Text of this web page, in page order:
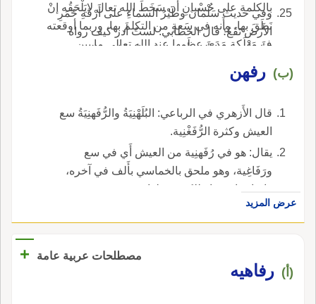
بالكلمة على حُسْبانِ أَن سَخَطَ الله تعال لايَلْحَقُه إنْ
نَطَقَ بها، وأَنه في سَعةٍ من التكلم بها، وربما أوقعته
ف مَهْلَكةٍ مَدَى عِظَمِها عند الله تعالى ما بين
وفي حديث سَلْمانَ وطَيْرُ السماءِ على أَرْفَهِ خَمَرِ
الأَرض تَقَعُ؛ قال الخطابي: لستُ أَدر كيف رواه
الأَصَمُّ، بفتح الأَلف أو ضمها، فإن كانت بالفتح
والعَلَم يُجْعَلُ فاصلاً بين أََرضين، وتكو التاء للتأْنيث
مثلها في غُرْفَةٍ، والله أَعلم.
(ب) رفهن
قال الأَزهري في الرباعي: البُلَهْنِيَةُ والرُّفَهنِيَةُ سع
العيش وكثرة الرُّفَغْنِية.
يقال: هو في رُفَهنِية من العيش أَي في سع
ورَفَاغِية، وهو ملحق بالخماسي بأَلف في آخره،
وإنما صارت ياء للكسر قبلها.
عرض المزيد
مصطلحات عربية عامة +
(أ) رفاهيه